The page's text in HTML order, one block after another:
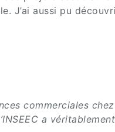
J’ai aussi pu
commerciales
a